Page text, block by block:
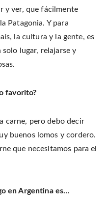
y ver, que fácilmente
Patagonia. Y para
la cultura y la gente, es
lugar, relajarse y
favorito?
carne, pero debo decir
buenos lomos y cordero.
que necesitamos para el
en Argentina es…